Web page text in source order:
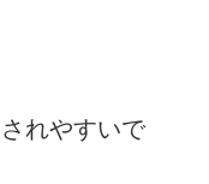
れやすいで